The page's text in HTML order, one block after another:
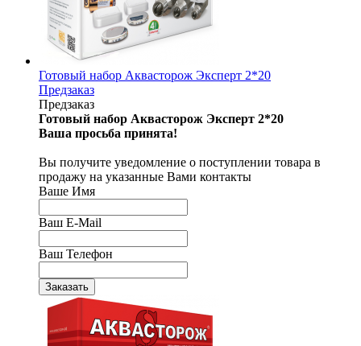
Готовый набор Аквасторож Эксперт 2*20
Предзаказ
Предзаказ
Готовый набор Аквасторож Эксперт 2*20
Ваша просьба принята!
Вы получите уведомление о поступлении товара в
продажу на указанные Вами контакты
Ваше Имя
Ваш E-Mail
Ваш Телефон